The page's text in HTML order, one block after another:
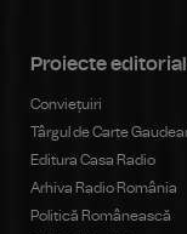
Proiecte
Conviețuiri
Târgul de Carte
Editura Casa Radio
Arhiva Radio România
Politică Românească